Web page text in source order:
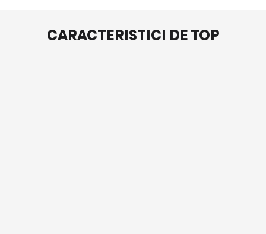
CARACTERISTICI DE TOP